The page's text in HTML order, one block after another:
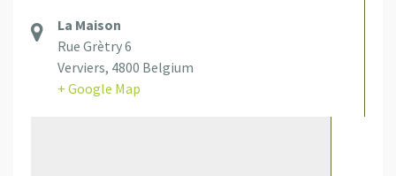
La Maison
Rue Grètry 6
Verviers, 4800 Belgium
+ Google Map